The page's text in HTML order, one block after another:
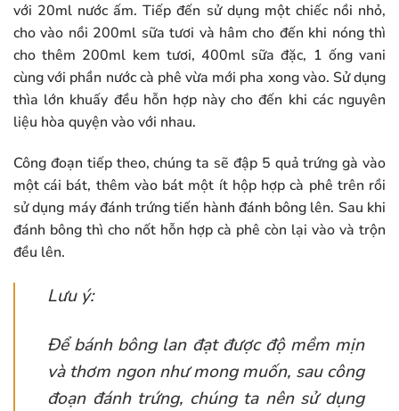
với 20ml nước ấm. Tiếp đến sử dụng một chiếc nồi nhỏ,
cho vào nồi 200ml sữa tươi và hâm cho đến khi nóng thì
cho thêm 200ml kem tươi, 400ml sữa đặc, 1 ống vani
cùng với phần nước cà phê vừa mới pha xong vào. Sử dụng
thìa lớn khuấy đều hỗn hợp này cho đến khi các nguyên
liệu hòa quyện vào với nhau.
Công đoạn tiếp theo, chúng ta sẽ đập 5 quả trứng gà vào
một cái bát, thêm vào bát một ít hộp hợp cà phê trên rồi
sử dụng máy đánh trứng tiến hành đánh bông lên. Sau khi
đánh bông thì cho nốt hỗn hợp cà phê còn lại vào và trộn
đều lên.
Lưu ý:
Để bánh bông lan đạt được độ mềm mịn
và thơm ngon như mong muốn, sau công
đoạn đánh trứng, chúng ta nên sử dụng